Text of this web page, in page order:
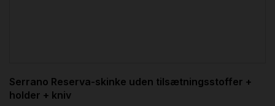
Serrano Reserva-skinke uden tilsætningsstoffer +
holder + kniv